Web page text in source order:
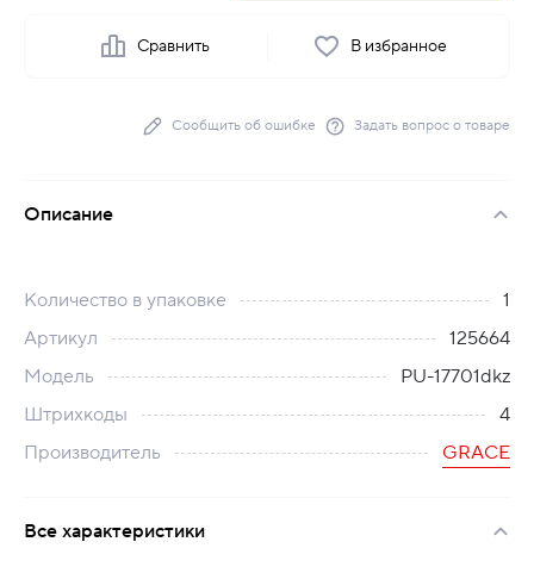
Сравнить В избранное
Сообщить об ошибке Задать вопрос о товаре
Описание
Количество в упаковке
1
Артикул
125664
Модель
PU-17701dkz
Штрихкоды
4
Производитель
GRACE
Все характеристики